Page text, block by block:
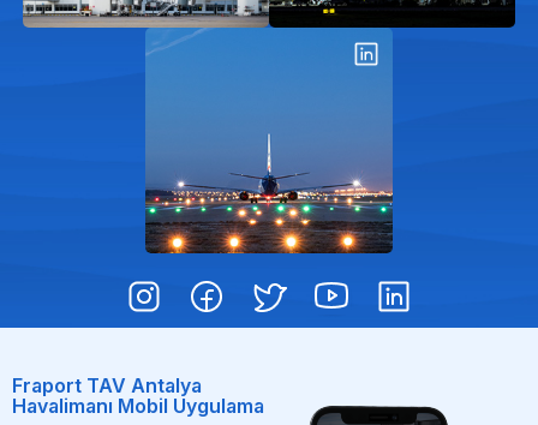
Fraport TAV Antalya
Havalimanı Mobil Uygulama